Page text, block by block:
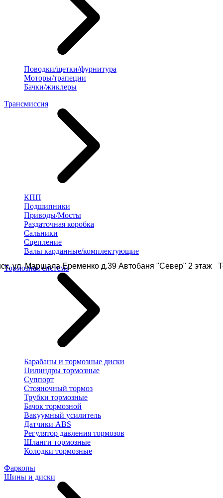
ул. Маршала Еременко д.39 Автобаня "Север" 2 этаж
Поводки/щетки/фурнитура
Моторы/трапеции
Бачки/жиклеры
Трансмиссия
КПП
Подшипники
Приводы/Мосты
Раздаточная коробка
Сальники
Сцепление
Валы карданные/комплектующие
Тормозная система
Барабаны и тормозные диски
Цилиндры тормозные
Суппорт
Стояночный тормоз
Трубки тормозные
Бачок тормозной
Вакуумный усилитель
Датчики ABS
Регулятор давления тормозов
Шланги тормозные
Колодки тормозные
Фаркопы
Шины и диски